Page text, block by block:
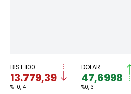
BIST 100
13.779,39
%-0,14
DOLAR
47,6998
%0,13